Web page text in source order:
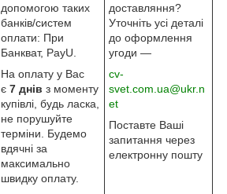
допомогою таких
банків/систем
оплати: При
Банкват, PayU.
На оплату у Вас
є 7 днів з моменту
купівлі, будь ласка,
не порушуйте
терміни. Будемо
вдячні за
максимально
швидку оплату.
доставляння?
Уточніть усі деталі
до оформлення
угоди —
cv-
svet.com.ua@ukr.n
et
Поставте Ваші
запитання через
електронну пошту